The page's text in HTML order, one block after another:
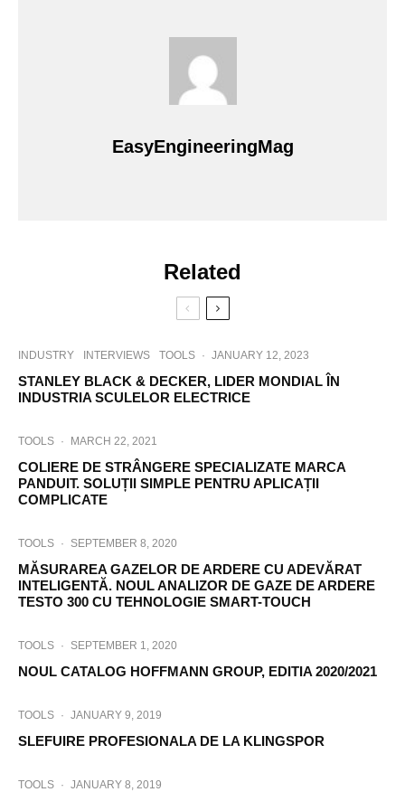
EasyEngineeringMag
Related
INDUSTRY INTERVIEWS TOOLS · JANUARY 12, 2023
STANLEY BLACK & DECKER, LIDER MONDIAL ÎN
INDUSTRIA SCULELOR ELECTRICE
TOOLS · MARCH 22, 2021
COLIERE DE STRÂNGERE SPECIALIZATE MARCA
PANDUIT. SOLUȚII SIMPLE PENTRU APLICAȚII
COMPLICATE
TOOLS · SEPTEMBER 8, 2020
MĂSURAREA GAZELOR DE ARDERE CU ADEVĂRAT
INTELIGENTĂ. NOUL ANALIZOR DE GAZE DE ARDERE
TESTO 300 CU TEHNOLOGIE SMART-TOUCH
TOOLS · SEPTEMBER 1, 2020
NOUL CATALOG HOFFMANN GROUP, EDITIA 2020/2021
TOOLS · JANUARY 9, 2019
SLEFUIRE PROFESIONALA DE LA KLINGSPOR
TOOLS · JANUARY 8, 2019